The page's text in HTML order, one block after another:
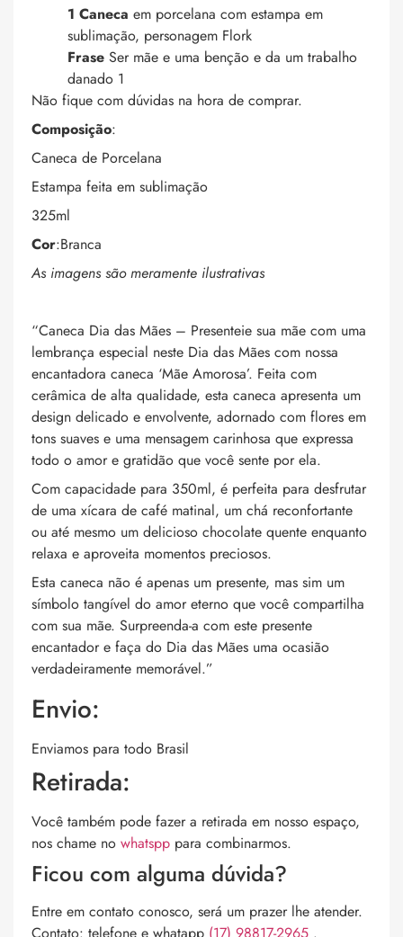
1 Caneca em porcelana com estampa em
sublimação, personagem Flork
Frase Ser mãe e uma benção e da um trabalho
danado 1
Não fique com dúvidas na hora de comprar.
Composição:
Caneca de Porcelana
Estampa feita em sublimação
325ml
Cor:Branca
As imagens são meramente ilustrativas
“Caneca Dia das Mães – Presenteie sua mãe com uma
lembrança especial neste Dia das Mães com nossa
encantadora caneca ‘Mãe Amorosa’. Feita com
cerâmica de alta qualidade, esta caneca apresenta um
design delicado e envolvente, adornado com flores em
tons suaves e uma mensagem carinhosa que expressa
todo o amor e gratidão que você sente por ela.
Com capacidade para 350ml, é perfeita para desfrutar
de uma xícara de café matinal, um chá reconfortante
ou até mesmo um delicioso chocolate quente enquanto
relaxa e aproveita momentos preciosos.
Esta caneca não é apenas um presente, mas sim um
símbolo tangível do amor eterno que você compartilha
com sua mãe. Surpreenda-a com este presente
encantador e faça do Dia das Mães uma ocasião
verdadeiramente memorável.”
Envio:
Enviamos para todo Brasil
Retirada:
Você também pode fazer a retirada em nosso espaço,
nos chame no whatspp para combinarmos.
Ficou com alguma dúvida?
Entre em contato conosco, será um prazer lhe atender.
Contato: telefone e whatapp (17) 98817-2965 .